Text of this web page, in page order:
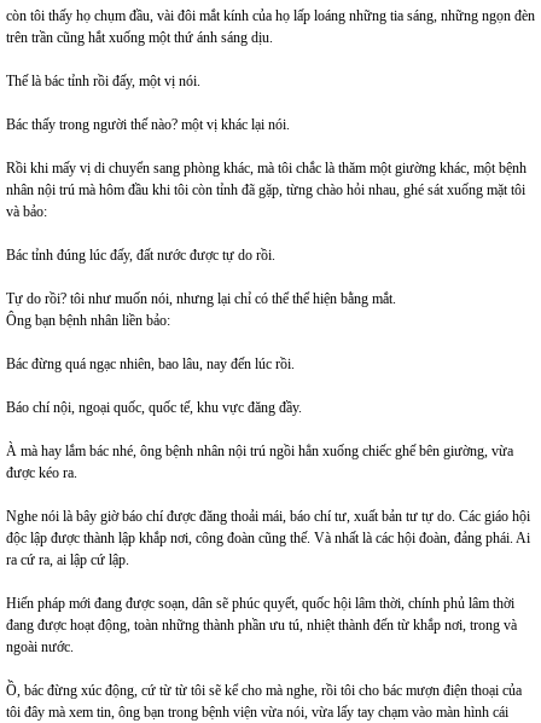
còn tôi thấy họ chụm đầu, vài đôi mắt kính của họ lấp loáng những tia sáng, những ngọn đèn
trên trần cũng hắt xuống một thứ ánh sáng dịu.
Thế là bác tỉnh rồi đấy, một vị nói.
Bác thấy trong người thế nào? một vị khác lại nói.
Rồi khi mấy vị di chuyển sang phòng khác, mà tôi chắc là thăm một giường khác, một bệnh
nhân nội trú mà hôm đầu khi tôi còn tỉnh đã gặp, từng chào hỏi nhau, ghé sát xuống mặt tôi
và bảo:
Bác tỉnh đúng lúc đấy, đất nước được tự do rồi.
Tự do rồi? tôi như muốn nói, nhưng lại chỉ có thể thể hiện bằng mắt.
Ông bạn bệnh nhân liền bảo:
Bác đừng quá ngạc nhiên, bao lâu, nay đến lúc rồi.
Báo chí nội, ngoại quốc, quốc tế, khu vực đăng đầy.
À mà hay lắm bác nhé, ông bệnh nhân nội trú ngồi hẳn xuống chiếc ghế bên giường, vừa
được kéo ra.
Nghe nói là bây giờ báo chí được đăng thoải mái, báo chí tư, xuất bản tư tự do. Các giáo hội
độc lập được thành lập khắp nơi, công đoàn cũng thế. Và nhất là các hội đoàn, đảng phái. Ai
ra cứ ra, ai lập cứ lập.
Hiến pháp mới đang được soạn, dân sẽ phúc quyết, quốc hội lâm thời, chính phủ lâm thời
đang được hoạt động, toàn những thành phần ưu tú, nhiệt thành đến từ khắp nơi, trong và
ngoài nước.
Ồ, bác đừng xúc động, cứ từ từ tôi sẽ kể cho mà nghe, rồi tôi cho bác mượn điện thoại của
tôi đây mà xem tin, ông bạn trong bệnh viện vừa nói, vừa lấy tay chạm vào màn hình cái